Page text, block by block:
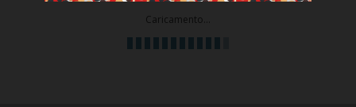
Caricamento...